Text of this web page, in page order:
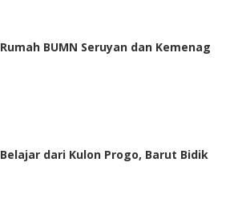
Rumah BUMN Seruyan dan Kemenag
Belajar dari Kulon Progo, Barut Bidik